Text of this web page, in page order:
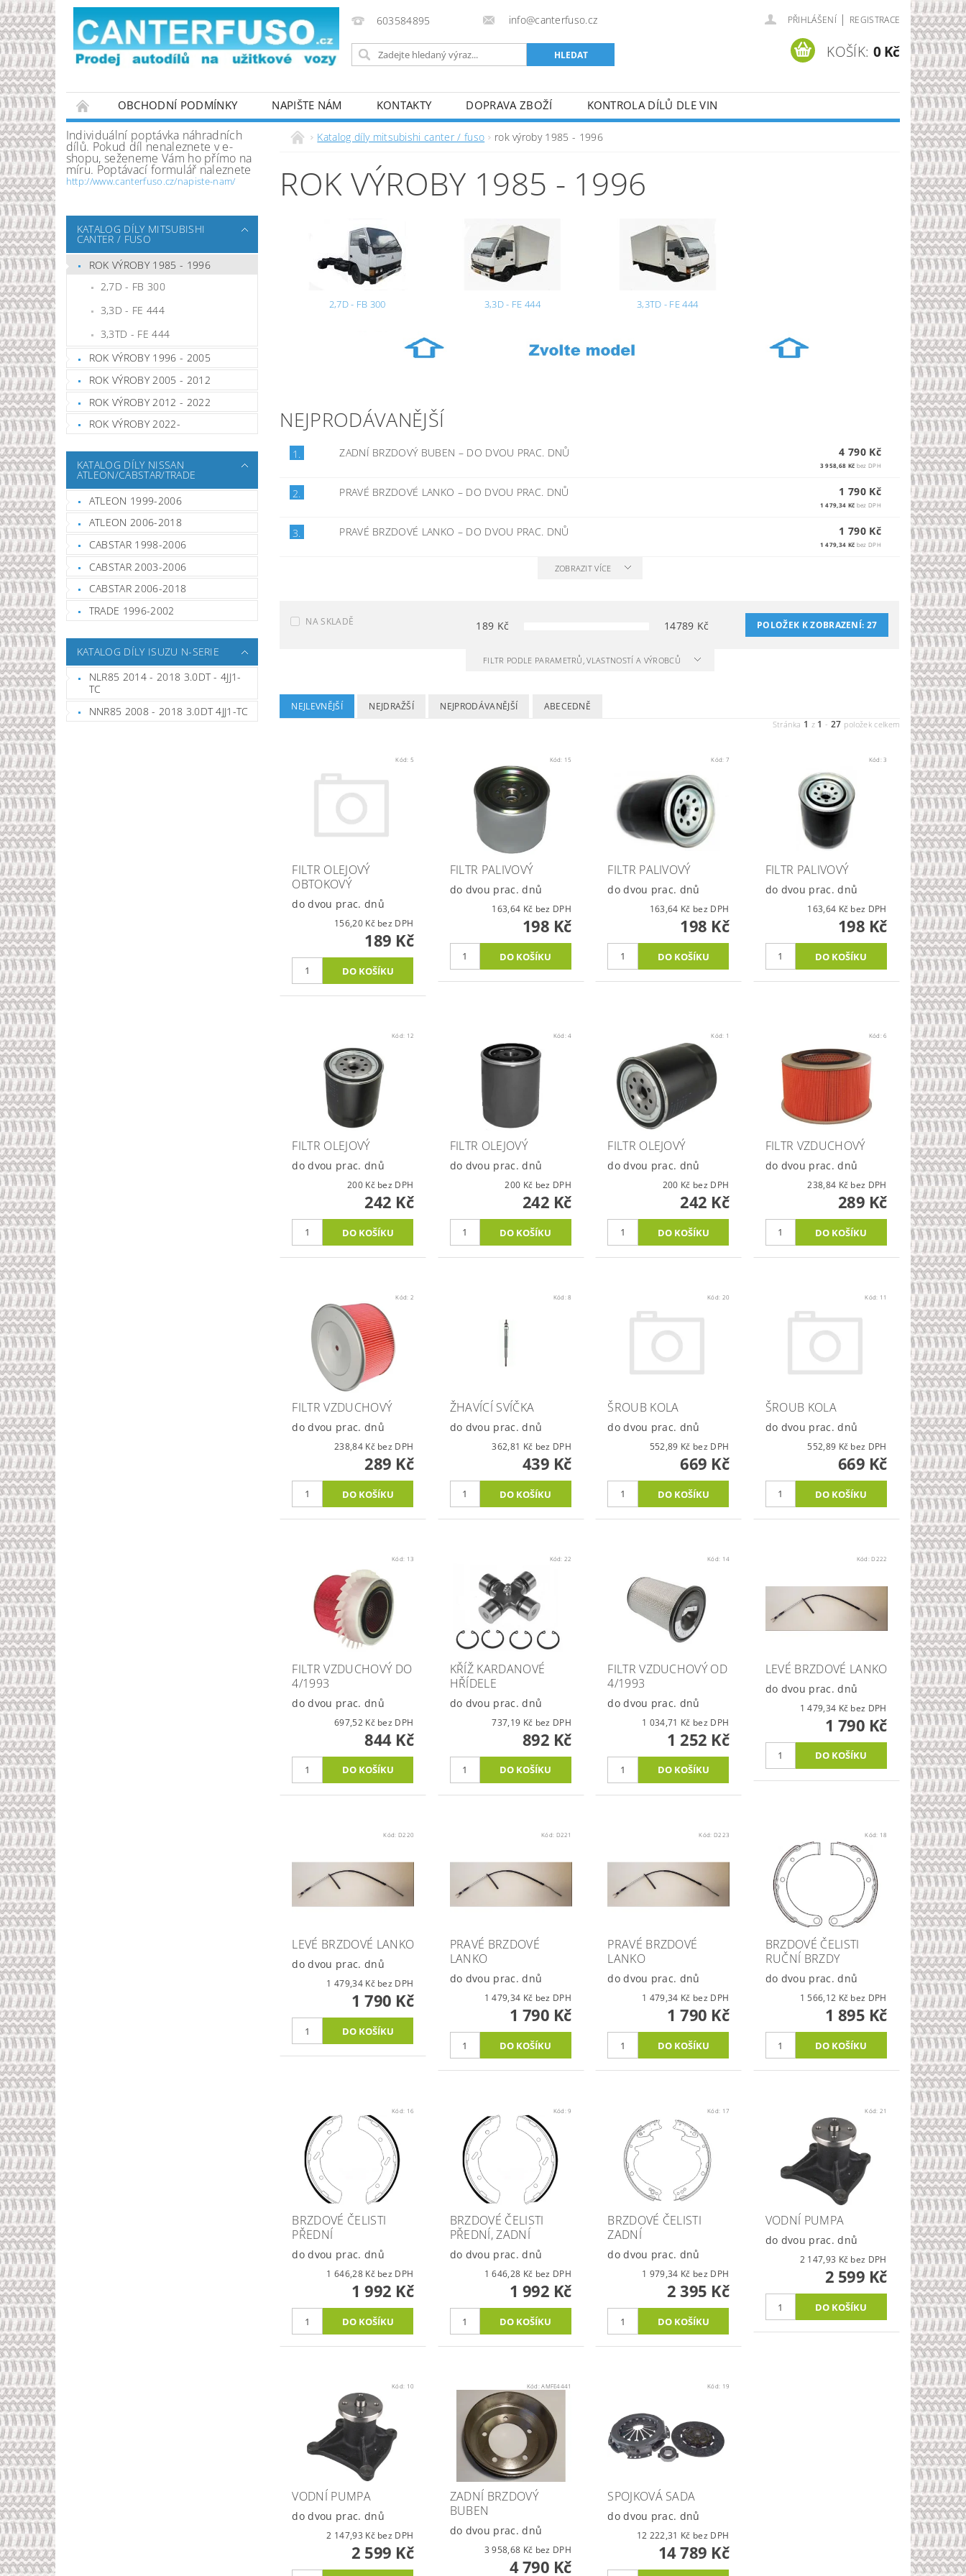
603584895 info@canterfuso.cz PŘIHLÁŠENÍ | REGISTRACE
KOŠÍK: 0 Kč
OBCHODNÍ PODMÍNKY NAPIŠTE NÁM KONTAKTY DOPRAVA ZBOŽÍ
KONTROLA DÍLŮ DLE VIN
PODMÍNKY OCHRANY OSOBNÍCH ÚDAJŮ
Individuální poptávka náhradních
dílů. Pokud díl nenaleznete v e-
shopu, seženeme Vám ho přímo na
míru. Poptávací formulář naleznete
http://www.canterfuso.cz/napiste-nam/
KATALOG DÍLY MITSUBISHI
CANTER / FUSO
ROK VÝROBY 1985 - 1996
2,7D - FB 300
3,3D - FE 444
3,3TD - FE 444
ROK VÝROBY 1996 - 2005
ROK VÝROBY 2005 - 2012
ROK VÝROBY 2012 - 2022
ROK VÝROBY 2022-
KATALOG DÍLY NISSAN
ATLEON/CABSTAR/TRADE
ATLEON 1999-2006
ATLEON 2006-2018
CABSTAR 1998-2006
CABSTAR 2003-2006
CABSTAR 2006-2018
TRADE 1996-2002
KATALOG DÍLY ISUZU N-SERIE
NLR85 2014 - 2018 3.0DT - 4JJ1-
TC
NNR85 2008 - 2018 3.0DT 4JJ1-TC
Katalog díly mitsubishi canter / fuso rok výroby 1985 - 1996
ROK VÝROBY 1985 - 1996
2,7D - FB 300 3,3D - FE 444 3,3TD - FE 444
NEJPRODÁVANĚJŠÍ
1. ZADNÍ BRZDOVÝ BUBEN – DO DVOU PRAC. DNŮ 4 790 Kč
3 958,68 Kč bez DPH
2. PRAVÉ BRZDOVÉ LANKO – DO DVOU PRAC. DNŮ 1 790 Kč
1 479,34 Kč bez DPH
3. PRAVÉ BRZDOVÉ LANKO – DO DVOU PRAC. DNŮ 1 790 Kč
1 479,34 Kč bez DPH
ZOBRAZIT VÍCE
NA SKLADĚ 189 Kč 14789 Kč POLOŽEK K ZOBRAZENÍ: 27
FILTR PODLE PARAMETRŮ, VLASTNOSTÍ A VÝROBCŮ
NEJLEVNĚJŠÍ NEJDRAŽŠÍ NEJPRODÁVANĚJŠÍ ABECEDNĚ
Stránka 1 z 1 - 27 položek celkem
Kód:5
FILTR OLEJOVÝ
OBTOKOVÝ
do dvou prac. dnů
156,20 Kč bez DPH
189 Kč
Kód: 15
FILTR PALIVOVÝ
do dvou prac. dnů
163,64 Kč bez DPH
198 Kč
Kód: 7
FILTR PALIVOVÝ
do dvou prac. dnů
163,64 Kč bez DPH
198 Kč
Kód:3
FILTR PALIVOVÝ
do dvou prac. dnů
163,64 Kč bez DPH
198 Kč
Kód: 12
FILTR OLEJOVÝ
do dvou prac. dnů
200 Kč bez DPH
242 Kč
Kód:4
FILTR OLEJOVÝ
do dvou prac. dnů
200 Kč bez DPH
242 Kč
Kód: 1
FILTR OLEJOVÝ
do dvou prac. dnů
200 Kč bez DPH
242 Kč
Kód:6
FILTR VZDUCHOVÝ
do dvou prac. dnů
238,84 Kč bez DPH
289 Kč
Kód:2
FILTR VZDUCHOVÝ
do dvou prac. dnů
238,84 Kč bez DPH
289 Kč
Kód:8
ŽHAVÍCÍ SVÍČKA
do dvou prac. dnů
362,81 Kč bez DPH
439 Kč
Kód: 20
ŠROUB KOLA
do dvou prac. dnů
552,89 Kč bez DPH
669 Kč
Kód: 11
ŠROUB KOLA
do dvou prac. dnů
552,89 Kč bez DPH
669 Kč
Kód: 13
FILTR VZDUCHOVÝ DO
4/1993
do dvou prac. dnů
697,52 Kč bez DPH
844 Kč
Kód:22
KŘÍŽ KARDANOVÉ
HŘÍDELE
do dvou prac. dnů
737,19 Kč bez DPH
892 Kč
Kód: 14
FILTR VZDUCHOVÝ OD
4/1993
do dvou prac. dnů
1 034,71 Kč bez DPH
1 252 Kč
Kód:D222
LEVÉ BRZDOVÉ LANKO
do dvou prac. dnů
1 479,34 Kč bez DPH
1 790 Kč
Kód:D220
LEVÉ BRZDOVÉ LANKO
do dvou prac. dnů
1 479,34 Kč bez DPH
1 790 Kč
Kód: D221
PRAVÉ BRZDOVÉ
LANKO
do dvou prac. dnů
1 479,34 Kč bez DPH
1 790 Kč
Kód: D223
PRAVÉ BRZDOVÉ
LANKO
do dvou prac. dnů
1 479,34 Kč bez DPH
1 790 Kč
Kód: 18
BRZDOVÉ ČELISTI
RUČNÍ BRZDY
do dvou prac. dnů
1 566,12 Kč bez DPH
1 895 Kč
Kód: 16
BRZDOVÉ ČELISTI
PŘEDNÍ
do dvou prac. dnů
1 646,28 Kč bez DPH
1 992 Kč
Kód:9
BRZDOVÉ ČELISTI
PŘEDNÍ, ZADNÍ
do dvou prac. dnů
1 646,28 Kč bez DPH
1 992 Kč
Kód: 17
BRZDOVÉ ČELISTI
ZADNÍ
do dvou prac. dnů
1 979,34 Kč bez DPH
2 395 Kč
Kód:21
VODNÍ PUMPA
do dvou prac. dnů
2 147,93 Kč bez DPH
2 599 Kč
Kód: 10
VODNÍ PUMPA
do dvou prac. dnů
2 147,93 Kč bez DPH
2 599 Kč
Kód:AMFE4441
ZADNÍ BRZDOVÝ
BUBEN
do dvou prac. dnů
3 958,68 Kč bez DPH
4 790 Kč
Kód: 19
SPOJKOVÁ SADA
do dvou prac. dnů
12 222,31 Kč bez DPH
14 789 Kč